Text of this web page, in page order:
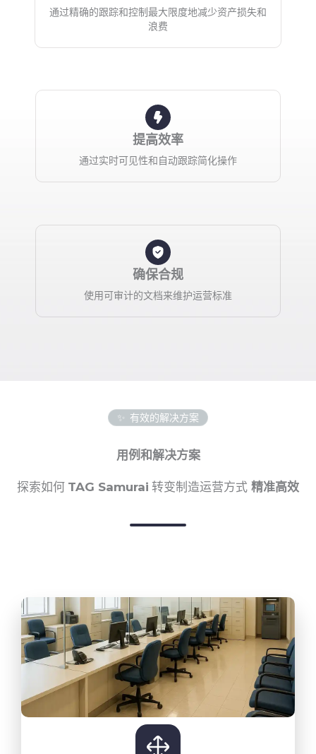
通过精确的跟踪和控制最大限度地减少资产损失和
浪费
提高效率
通过实时可见性和自动跟踪简化操作
确保合规
使用可审计的文档来维护运营标准
有效的解决方案
用例和解决方案
探索如何 TAG Samurai 转变制造运营方式 精准高效